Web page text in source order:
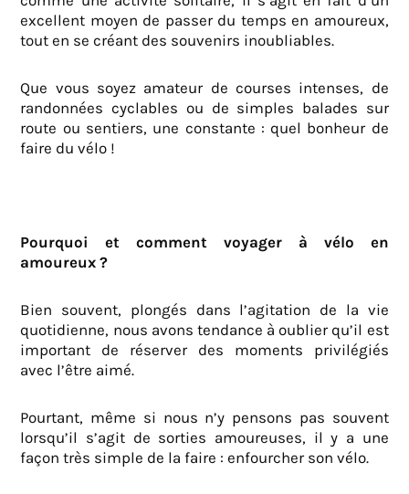
excellent moyen de passer du temps en amoureux,
tout en se créant des souvenirs inoubliables.
Que vous soyez amateur de courses intenses, de
randonnées cyclables ou de simples balades sur
route ou sentiers, une constante : quel bonheur de
faire du vélo !
Pourquoi et comment voyager à vélo en
amoureux ?
Bien souvent, plongés dans l’agitation de la vie
quotidienne, nous avons tendance à oublier qu’il est
important de réserver des moments privilégiés
avec l’être aimé.
Pourtant, même si nous n’y pensons pas souvent
lorsqu’il s’agit de sorties amoureuses, il y a une
façon très simple de la faire : enfourcher son vélo.